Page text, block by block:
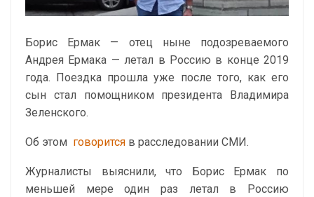
Борис Ермак — отец ныне подозреваемого
Андрея Ермака — летал в Россию в конце 2019
года. Поездка прошла уже после того, как его
сын стал помощником президента Владимира
Зеленского.
Об этом говорится в расследовании СМИ.
Журналисты выяснили, что Борис Ермак по
меньшей мере один раз летал в Россию